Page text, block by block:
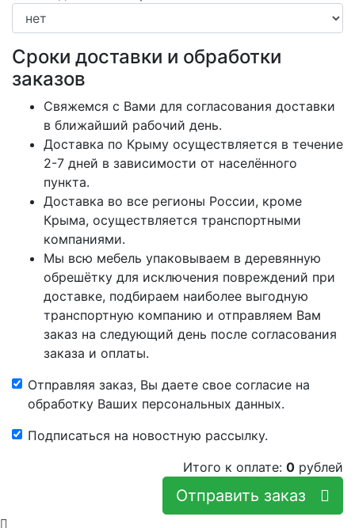
Сроки доставки и обработки
заказов
Свяжемся с Вами для согласования доставки
в ближайший рабочий день.
Доставка по Крыму осуществляется в течение
2-7 дней в зависимости от населённого
пункта.
Доставка во все регионы России, кроме
Крыма, осуществляется транспортными
компаниями.
Мы всю мебель упаковываем в деревянную
обрешётку для исключения повреждений при
доставке, подбираем наиболее выгодную
транспортную компанию и отправляем Вам
заказ на следующий день после согласования
заказа и оплаты.
Отправляя заказ, Вы даете свое согласие на
обработку Ваших персональных данных.
Подписаться на новостную рассылку.
Итого к оплате: 0 рублей